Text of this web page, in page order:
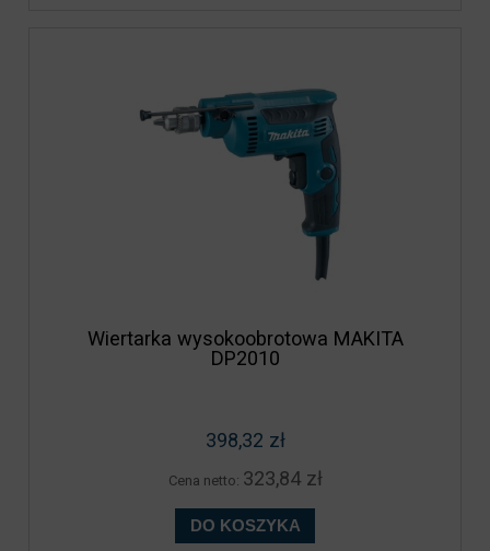
Wiertarka wysokoobrotowa MAKITA
DP2010
398,32 zł
Cena netto: 323,84 zł
DO KOSZYKA